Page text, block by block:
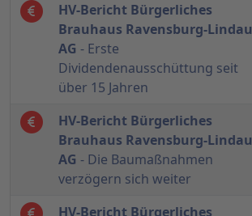
HV-Bericht Bürgerliches
Brauhaus Ravensburg-Lindau
AG - Erste
Dividendenausschüttung seit
über 15 Jahren
HV-Bericht Bürgerliches
Brauhaus Ravensburg-Lindau
AG - Die Baumaßnahmen
verzögern sich weiter
HV-Bericht Bürgerliches